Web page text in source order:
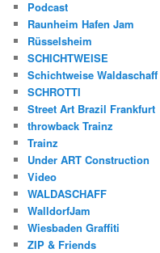
Podcast
Raunheim Hafen Jam
Rüsselsheim
SCHICHTWEISE
Schichtweise Waldaschaff
SCHROTTI
Street Art Brazil Frankfurt
throwback Trainz
Trainz
Under ART Construction
Video
WALDASCHAFF
WalldorfJam
Wiesbaden Graffiti
ZIP & Friends